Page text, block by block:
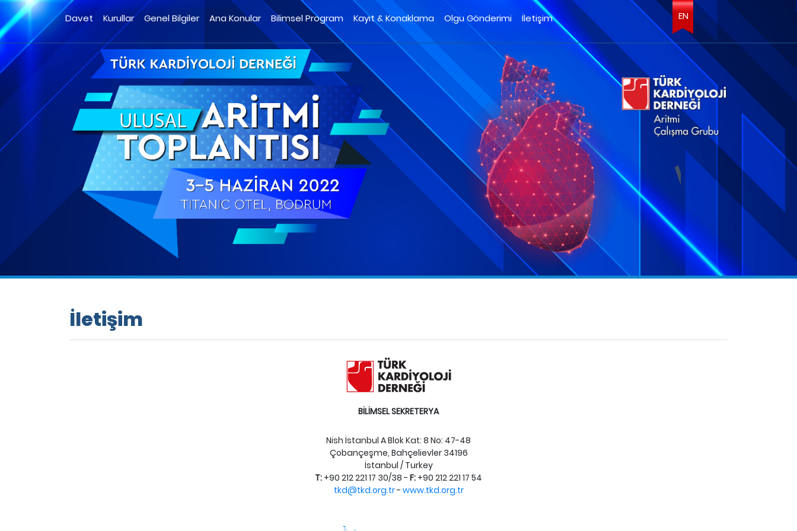
Davet Kurullar Genel Bilgiler Ana Konular Bilimsel Program Kayıt & Konaklama Olgu Gönderimi İletişim EN
İletişim
BİLİMSEL SEKRETERYA
Nish İstanbul A Blok Kat: 8 No: 47-48
Çobançeşme, Bahçelievler 34196
İstanbul / Turkey
T: +90 212 221 17 30/38 - F: +90 212 221 17 54
tkd@tkd.org.tr- www.tkd.org.tr